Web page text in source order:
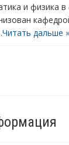
и физика в
Читать дальше »